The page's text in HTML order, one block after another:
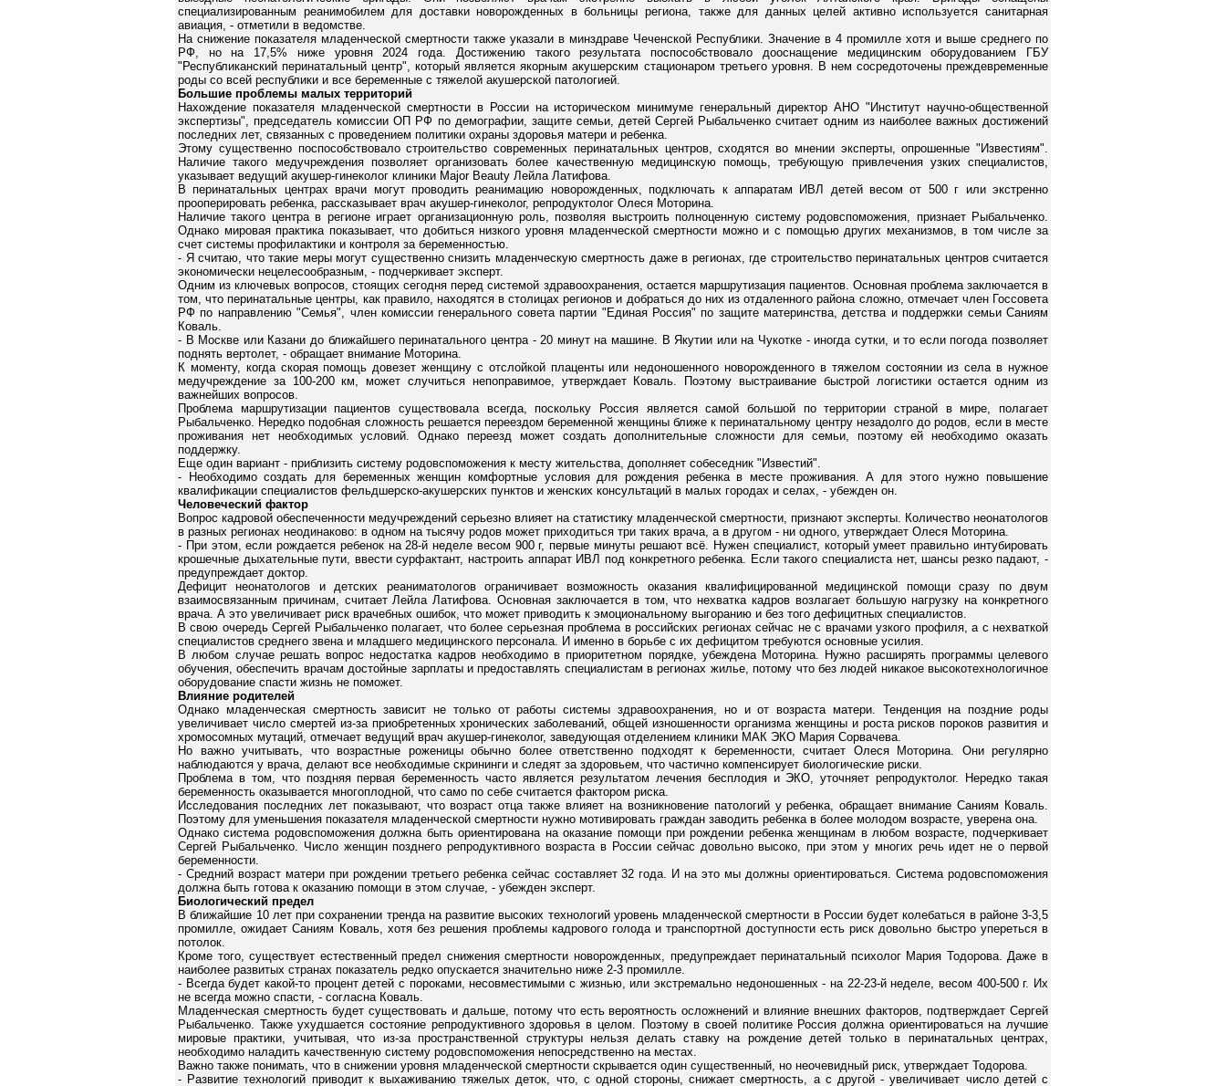
специализированным реанимобилем для доставки новорожденных в больницы региона, также для данных целей активно используется санитарная
авиация, - отметили в ведомстве.
На снижение показателя младенческой смертности также указали в минздраве Чеченской Республики. Значение в 4 промилле хотя и выше среднего по
РФ, но на 17,5% ниже уровня 2024 года. Достижению такого результата поспособствовало дооснащение медицинским оборудованием ГБУ
"Республиканский перинатальный центр", который является якорным акушерским стационаром третьего уровня. В нем сосредоточены преждевременные
роды со всей республики и все беременные с тяжелой акушерской патологией.
Большие проблемы малых территорий
Нахождение показателя младенческой смертности в России на историческом минимуме генеральный директор АНО "Институт научно-общественной
экспертизы", председатель комиссии ОП РФ по демографии, защите семьи, детей Сергей Рыбальченко считает одним из наиболее важных достижений
последних лет, связанных с проведением политики охраны здоровья матери и ребенка.
Этому существенно поспособствовало строительство современных перинатальных центров, сходятся во мнении эксперты, опрошенные "Известиям".
Наличие такого медучреждения позволяет организовать более качественную медицинскую помощь, требующую привлечения узких специалистов,
указывает ведущий акушер-гинеколог клиники Major Beauty Лейла Латифова.
В перинатальных центрах врачи могут проводить реанимацию новорожденных, подключать к аппаратам ИВЛ детей весом от 500 г или экстренно
прооперировать ребенка, рассказывает врач акушер-гинеколог, репродуктолог Олеся Моторина.
Наличие такого центра в регионе играет организационную роль, позволяя выстроить полноценную систему родовспоможения, признает Рыбальченко.
Однако мировая практика показывает, что добиться низкого уровня младенческой смертности можно и с помощью других механизмов, в том числе за
счет системы профилактики и контроля за беременностью.
- Я считаю, что такие меры могут существенно снизить младенческую смертность даже в регионах, где строительство перинатальных центров считается
экономически нецелесообразным, - подчеркивает эксперт.
Одним из ключевых вопросов, стоящих сегодня перед системой здравоохранения, остается маршрутизация пациентов. Основная проблема заключается в
том, что перинатальные центры, как правило, находятся в столицах регионов и добраться до них из отдаленного района сложно, отмечает член Госсовета
РФ по направлению "Семья", член комиссии генерального совета партии "Единая Россия" по защите материнства, детства и поддержки семьи Саниям
Коваль.
- В Москве или Казани до ближайшего перинатального центра - 20 минут на машине. В Якутии или на Чукотке - иногда сутки, и то если погода позволяет
поднять вертолет, - обращает внимание Моторина.
К моменту, когда скорая помощь довезет женщину с отслойкой плаценты или недоношенного новорожденного в тяжелом состоянии из села в нужное
медучреждение за 100-200 км, может случиться непоправимое, утверждает Коваль. Поэтому выстраивание быстрой логистики остается одним из
важнейших вопросов.
Проблема маршрутизации пациентов существовала всегда, поскольку Россия является самой большой по территории страной в мире, полагает
Рыбальченко. Нередко подобная сложность решается переездом беременной женщины ближе к перинатальному центру незадолго до родов, если в месте
проживания нет необходимых условий. Однако переезд может создать дополнительные сложности для семьи, поэтому ей необходимо оказать
поддержку.
Еще один вариант - приблизить систему родовспоможения к месту жительства, дополняет собеседник "Известий".
- Необходимо создать для беременных женщин комфортные условия для рождения ребенка в месте проживания. А для этого нужно повышение
квалификации специалистов фельдшерско-акушерских пунктов и женских консультаций в малых городах и селах, - убежден он.
Человеческий фактор
Вопрос кадровой обеспеченности медучреждений серьезно влияет на статистику младенческой смертности, признают эксперты. Количество неонатологов
в разных регионах неодинаково: в одном на тысячу родов может приходиться три таких врача, а в другом - ни одного, утверждает Олеся Моторина.
- При этом, если рождается ребенок на 28-й неделе весом 900 г, первые минуты решают всё. Нужен специалист, который умеет правильно интубировать
крошечные дыхательные пути, ввести сурфактант, настроить аппарат ИВЛ под конкретного ребенка. Если такого специалиста нет, шансы резко падают, -
предупреждает доктор.
Дефицит неонатологов и детских реаниматологов ограничивает возможность оказания квалифицированной медицинской помощи сразу по двум
взаимосвязанным причинам, считает Лейла Латифова. Основная заключается в том, что нехватка кадров возлагает большую нагрузку на конкретного
врача. А это увеличивает риск врачебных ошибок, что может приводить к эмоциональному выгоранию и без того дефицитных специалистов.
В свою очередь Сергей Рыбальченко полагает, что более серьезная проблема в российских регионах сейчас не с врачами узкого профиля, а с нехваткой
специалистов среднего звена и младшего медицинского персонала. И именно в борьбе с их дефицитом требуются основные усилия.
В любом случае решать вопрос недостатка кадров необходимо в приоритетном порядке, убеждена Моторина. Нужно расширять программы целевого
обучения, обеспечить врачам достойные зарплаты и предоставлять специалистам в регионах жилье, потому что без людей никакое высокотехнологичное
оборудование спасти жизнь не поможет.
Влияние родителей
Однако младенческая смертность зависит не только от работы системы здравоохранения, но и от возраста матери. Тенденция на поздние роды
увеличивает число смертей из-за приобретенных хронических заболеваний, общей изношенности организма женщины и роста рисков пороков развития и
хромосомных мутаций, отмечает ведущий врач акушер-гинеколог, заведующая отделением клиники МАК ЭКО Мария Сорвачева.
Но важно учитывать, что возрастные роженицы обычно более ответственно подходят к беременности, считает Олеся Моторина. Они регулярно
наблюдаются у врача, делают все необходимые скрининги и следят за здоровьем, что частично компенсирует биологические риски.
Проблема в том, что поздняя первая беременность часто является результатом лечения бесплодия и ЭКО, уточняет репродуктолог. Нередко такая
беременность оказывается многоплодной, что само по себе считается фактором риска.
Исследования последних лет показывают, что возраст отца также влияет на возникновение патологий у ребенка, обращает внимание Саниям Коваль.
Поэтому для уменьшения показателя младенческой смертности нужно мотивировать граждан заводить ребенка в более молодом возрасте, уверена она.
Однако система родовспоможения должна быть ориентирована на оказание помощи при рождении ребенка женщинам в любом возрасте, подчеркивает
Сергей Рыбальченко. Число женщин позднего репродуктивного возраста в России сейчас довольно высоко, при этом у многих речь идет не о первой
беременности.
- Средний возраст матери при рождении третьего ребенка сейчас составляет 32 года. И на это мы должны ориентироваться. Система родовспоможения
должна быть готова к оказанию помощи в этом случае, - убежден эксперт.
Биологический предел
В ближайшие 10 лет при сохранении тренда на развитие высоких технологий уровень младенческой смертности в России будет колебаться в районе 3-3,5
промилле, ожидает Саниям Коваль, хотя без решения проблемы кадрового голода и транспортной доступности есть риск довольно быстро упереться в
потолок.
Кроме того, существует естественный предел снижения смертности новорожденных, предупреждает перинатальный психолог Мария Тодорова. Даже в
наиболее развитых странах показатель редко опускается значительно ниже 2-3 промилле.
- Всегда будет какой-то процент детей с пороками, несовместимыми с жизнью, или экстремально недоношенных - на 22-23-й неделе, весом 400-500 г. Их
не всегда можно спасти, - согласна Коваль.
Младенческая смертность будет существовать и дальше, потому что есть вероятность осложнений и влияние внешних факторов, подтверждает Сергей
Рыбальченко. Также ухудшается состояние репродуктивного здоровья в целом. Поэтому в своей политике Россия должна ориентироваться на лучшие
мировые практики, учитывая, что из-за пространственной структуры нельзя делать ставку на рождение детей только в перинатальных центрах,
необходимо наладить качественную систему родовспоможения непосредственно на местах.
Важно также понимать, что в снижении уровня младенческой смертности скрывается один существенный, но неочевидный риск, утверждает Тодорова.
- Развитие технологий приводит к выхаживанию тяжелых деток, что, с одной стороны, снижает смертность, а с другой - увеличивает число детей с